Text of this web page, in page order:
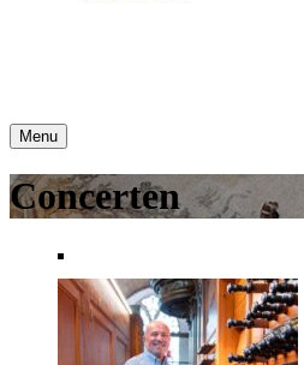
Menu
Concerten